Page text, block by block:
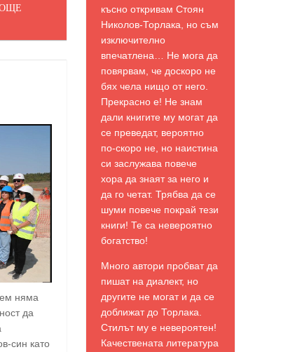
няма
да
син като
късно откривам Стоян
Николов-Торлака, но съм
изключително
впечатлена… Не мога да
повярвам, че доскоро не
бях чела нищо от него.
Прекрасно е! Не знам
дали книгите му могат да
се преведат, вероятно
по-скоро не, но наистина
си заслужава повече
хора да знаят за него и
да го четат. Трябва да се
шуми повече покрай тези
книги! Те са невероятно
богатство!
Много автори пробват да
пишат на диалект, но
другите не могат и да се
доближат до Торлака.
Стилът му е невероятен!
Качествената литература